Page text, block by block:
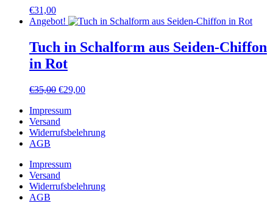
€31,00
Angebot!
Tuch in Schalform aus Seiden-Chiffon
in Rot
€35,00 Ursprünglicher
war:
€35,00
€29,00Aktueller
Impressum
Versand
Widerrufsbelehrung
AGB
Impressum
Versand
Widerrufsbelehrung
AGB